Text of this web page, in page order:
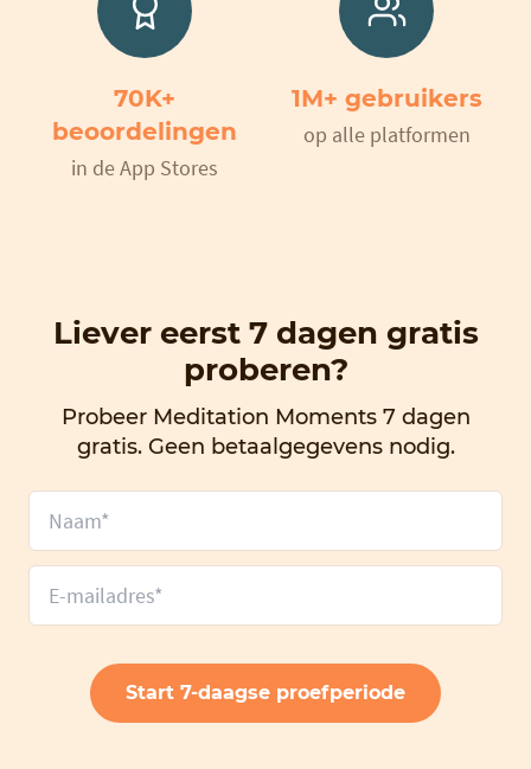
70K+
beoordelingen
in de App Stores
1M+ gebruikers
op alle platformen
Liever eerst 7 dagen gratis
proberen?
Probeer Meditation Moments 7 dagen
gratis. Geen betaalgegevens nodig.